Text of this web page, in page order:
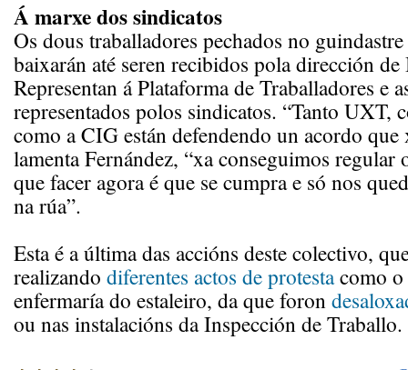
Á marxe dos sindicatos
Os dous traballadores pechados no
baixarán até seren recibidos pola dirección de
Representan á Plataforma de Traballadores e
representados polos sindicatos. “Tanto UXT,
como a CIG están defendendo un acordo que
lamenta Fernández, “xa conseguimos regular
que facer agora é que se cumpra e só nos
na rúa”.
Esta é a última das accións deste colectivo,
realizando diferentes actos de protestacomo o
enfermaría do estaleiro, da que foron
ou nas instalacións da Inspección de Traballo.